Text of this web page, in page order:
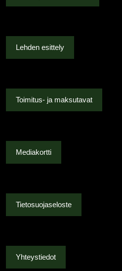
Lehden esittely
Toimitus- ja maksutavat
Mediakortti
Tietosuojaseloste
Yhteystiedot